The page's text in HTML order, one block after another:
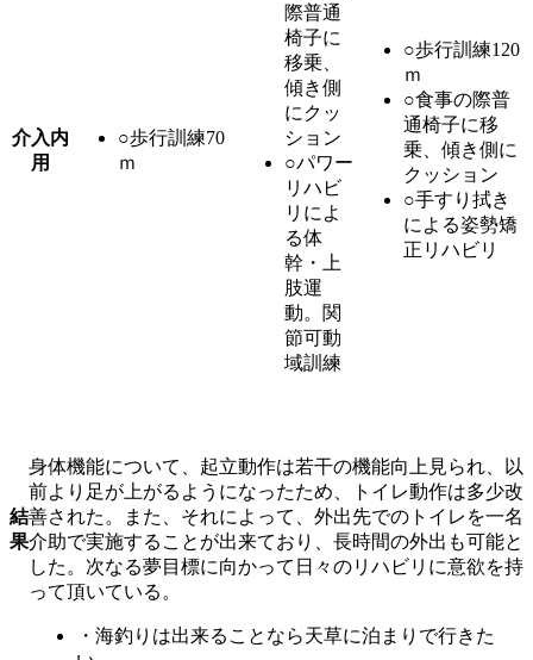
介入内
用
○歩行訓練70
ｍ
際普通
椅子に
移乗、
傾き側
にクッ
ション
○パワー
リハビ
リによ
る体
幹・上
肢運
動。関
節可動
域訓練
○歩行訓練120
ｍ
○食事の際普
通椅子に移
乗、傾き側に
クッション
○手すり拭き
による姿勢矯
正リハビリ
結
果
身体機能について、起立動作は若干の機能向上見られ、以
前より足が上がるようになったため、トイレ動作は多少改
善された。また、それによって、外出先でのトイレを一名
介助で実施することが出来ており、長時間の外出も可能と
した。次なる夢目標に向かって日々のリハビリに意欲を持
って頂いている。
・海釣りは出来ることなら天草に泊まりで行きた